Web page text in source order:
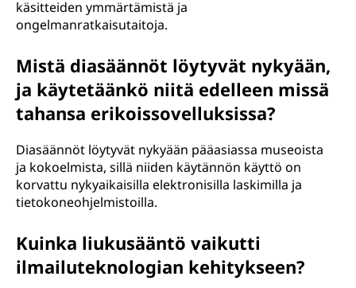
käsitteiden ymmärtämistä ja
ongelmanratkaisutaitoja.
Mistä diasäännöt löytyvät nykyään,
ja käytetäänkö niitä edelleen missä
tahansa erikoissovelluksissa?
Diasäännöt löytyvät nykyään pääasiassa museoista
ja kokoelmista, sillä niiden käytännön käyttö on
korvattu nykyaikaisilla elektronisilla laskimilla ja
tietokoneohjelmistoilla.
Kuinka liukusääntö vaikutti
ilmailuteknologian kehitykseen?